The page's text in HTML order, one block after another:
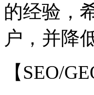
的经验，
户，并降
【SEO/